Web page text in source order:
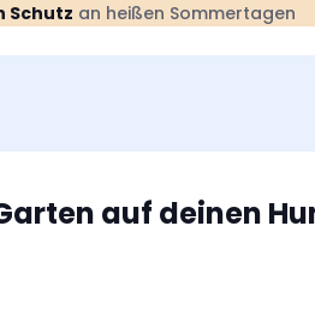
Schutz an heißen Sommertagen
auf deinen